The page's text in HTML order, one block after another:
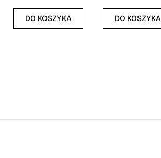
DO KOSZYKA DO KOSZYKA